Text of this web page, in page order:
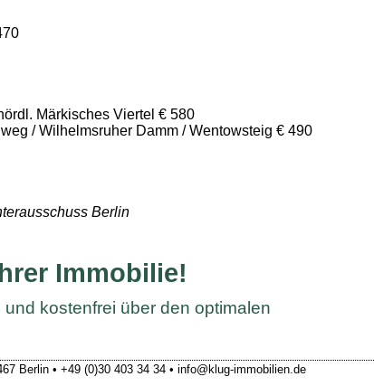
Märkisches Viertel € 580
/ Wilhelmsruher Damm / Wentowsteig € 490
Berlin
Immobilie!
kostenfrei über den optimalen
Berlin • +49 (0)30 403 34 34 • info@klug-immobilien.de